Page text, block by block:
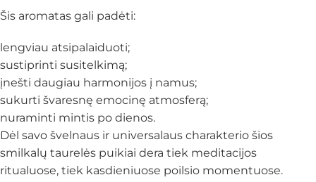
Šis aromatas gali padėti:
lengviau atsipalaiduoti;
sustiprinti susitelkimą;
įnešti daugiau harmonijos į namus;
sukurti švaresnę emocinę atmosferą;
nuraminti mintis po dienos.
Dėl savo švelnaus ir universalaus charakterio šios
smilkalų taurelės puikiai dera tiek meditacijos
ritualuose, tiek kasdieniuose poilsio momentuose.